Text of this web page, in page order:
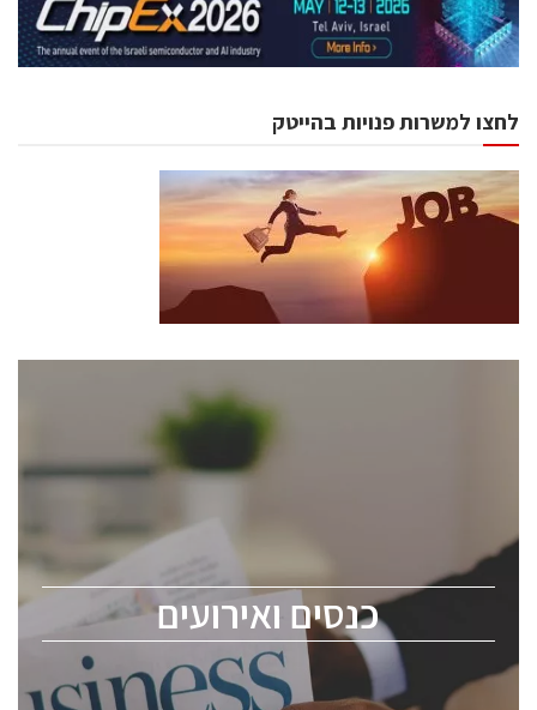
לחצו למשרות פנויות בהייטק
כנסים ואירועים
כנסים ואירועים
לכל העוסקים בתעשיית הסמיקונדקטור כולל מהנדסים,
ChipEx2026 will be held on May 12-13, 2026. The
conference is intended for everyone involved in the